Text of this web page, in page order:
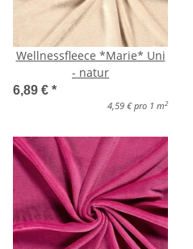
Wellnessfleece *Marie* Uni
- natur
6,89 € *
4,59 € pro 1 m 2